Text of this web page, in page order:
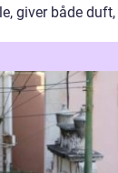
giver både duft,